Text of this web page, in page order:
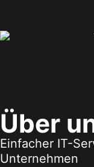
Über
Einfacher IT-
Unternehmen